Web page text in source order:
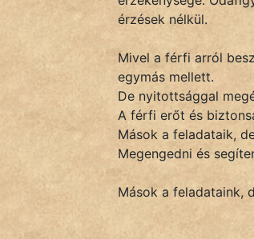
TÖRTÉNELEM
érzések nélkül.
Mivel a férfi arról
egymás mellett.
De nyitottsággal
A férfi erőt és
Mások a feladataik,
Megengedni és
Mások a feladataink,